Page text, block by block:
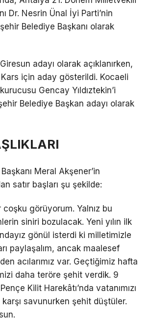
Dr. Nesrin Ünal İyi Parti’nin
Belediye Başkanı olarak
adayı olarak açıklanırken,
için aday gösterildi. Kocaeli
Gencay Yıldıztekin’i
Belediye Başkan adayı olarak
Meral Akşener’in
satır başları şu şekilde:
coşku görüyorum. Yalnız bu
siniri bozulacak. Yeni yılın ilk
gönül isterdi ki milletimizle
paylaşalım, ancak maalesef
acılarımız var. Geçtiğimiz hafta
daha teröre şehit verdik. 9
Kilit Harekâtı’nda vatanımızı
savunurken şehit düştüler.